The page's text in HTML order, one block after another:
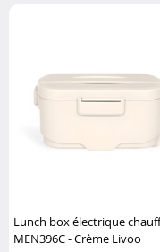
Lunch box électrique
MEN396C - Crème Livoo